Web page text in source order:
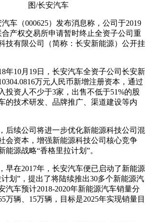
图/长安汽车
车（000625）发布消息称，公司于2019
产权交易所申请暂时终止全资子公司重
技有限公司（简称：长安新能源）公开挂
年10月19日，长安汽车全资子公司长安新
万元人民币新增注册资本，通过
投资人不少于3家，出售不低于51%的股
的技术研发、品牌推广、渠道建设等内
后续公司将进一步优化新能源科技公司混
会资本，增强新能源科技公司核心竞争
能源战略“香格里拉计划”。
早在2017年，长安汽车便已启动了新能源
划”，提出了将陆续推出30多个新能源汽
汽车预计2018-2020年新能源汽车销量分
万辆、15万辆，目标是2025年实现销量目